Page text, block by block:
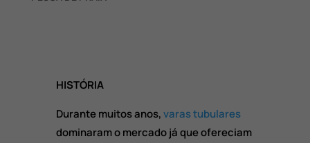
HISTÓRIA
Durante muitos anos,varas tubulares
dominaram o mercado já que ofereciam